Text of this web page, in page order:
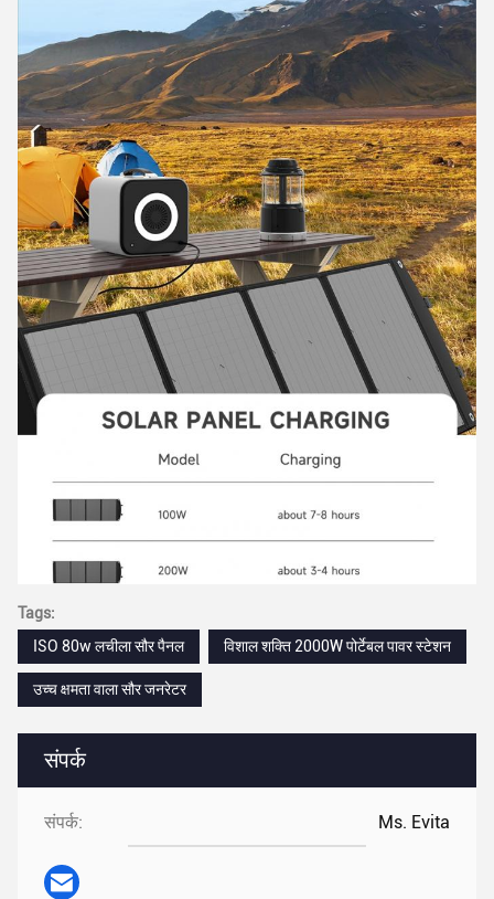
संपर्क
संपर्क: Ms. Evita
Tags:
ISO 80w लचीला सौर पैनल
विशाल शक्ति 2000W पोर्टेबल पावर स्टेशन
उच्च क्षमता वाला सौर जनरेटर